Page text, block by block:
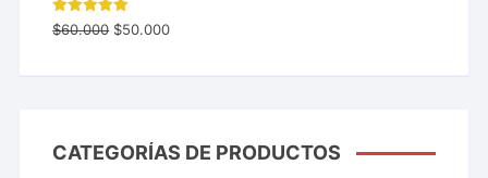
Valorado
con 5.00
$60.000 $50.000
CATEGORÍAS DE PRODUCTOS